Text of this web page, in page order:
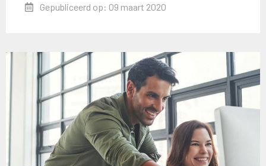
Gepubliceerd op: 09 maart 2020